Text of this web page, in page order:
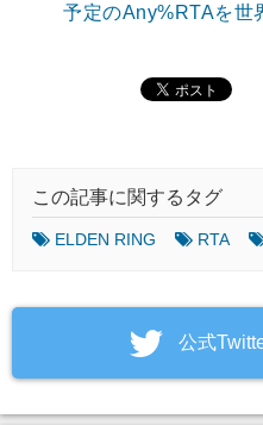
予定のAny%RTAを世
この記事に関するタグ
ELDEN RING RTA
公式